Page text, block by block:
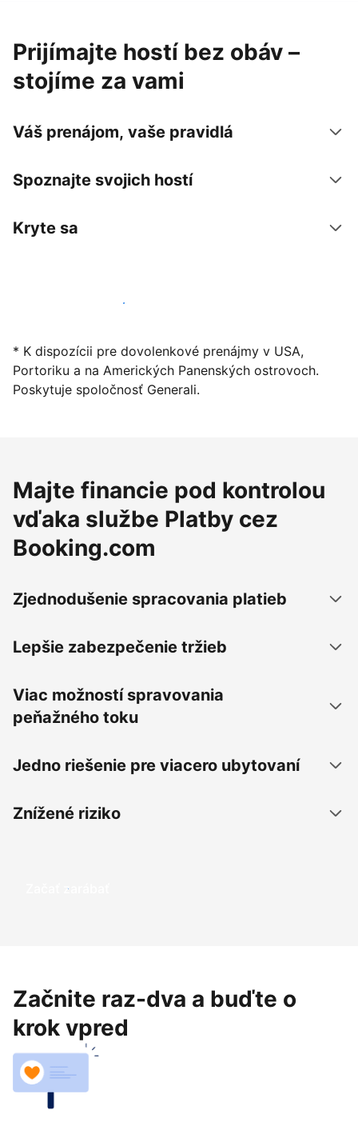
Prijímajte hostí bez obáv –
stojíme za vami
Váš prenájom, vaše pravidlá
Spoznajte svojich hostí
Kryte sa
Začať ponúkať svoje ubytovanie
* K dispozícii pre dovolenkové prenájmy v USA,
Portoriku a na Amerických Panenských ostrovoch.
Poskytuje spoločnosť Generali.
Majte financie pod kontrolou
vďaka službe Platby cez
Booking.com
Zjednodušenie spracovania platieb
Lepšie zabezpečenie tržieb
Viac možností spravovania
peňažného toku
Jedno riešenie pre viacero ubytovaní
Znížené riziko
Začať zarábať
Začnite raz-dva a buďte o
krok vpred